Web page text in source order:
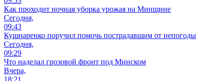
Как проходит ночная уборка урожая на Минщине
Сегодня,
09:43
Кушнаренко поручил помочь пострадавшим от непогоды
Сегодня,
09:29
Что наделал грозовой фронт под Минском
Вчера,
18:21